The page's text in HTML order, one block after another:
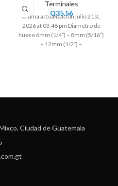
Terminales
Q35.56
Ultima actualización julio 21st,
2026 at 03:48 pm Diametro de
hueco 6mm (1/4″) – 8mm (5/16″)
– 12mm (1/2″) –
Ciudad de Guatemala